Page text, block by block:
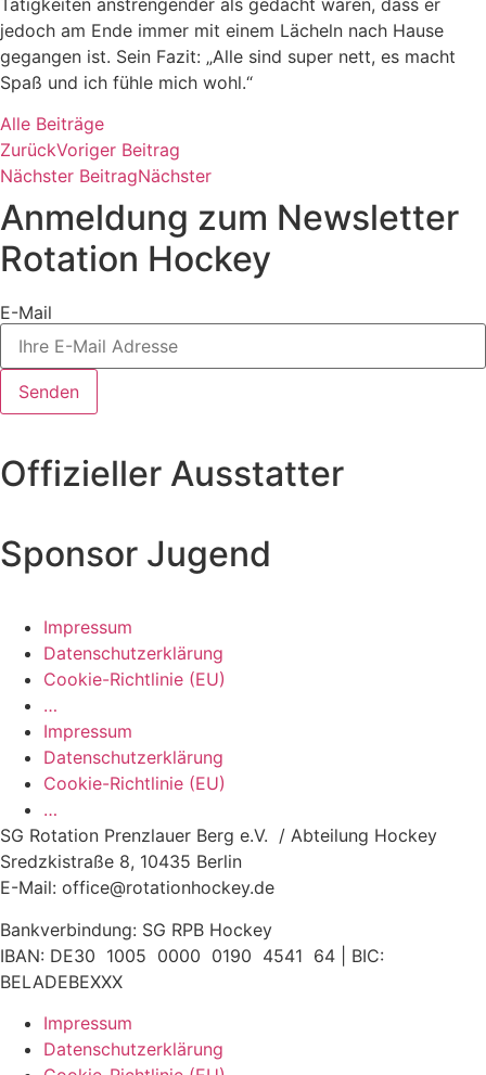
jedoch am Ende immer mit einem Lächeln nach Hause
gegangen ist. Sein Fazit: „Alle sind super nett, es macht
Spaß und ich fühle mich wohl.“
Alle Beiträge
ZurückVoriger Beitrag
Nächster BeitragNächster
Anmeldung zum Newsletter
Rotation Hockey
E-Mail
Senden
Offizieller Ausstatter
Sponsor Jugend
Impressum
Datenschutzerklärung
Cookie-Richtlinie (EU)
…
Impressum
Datenschutzerklärung
Cookie-Richtlinie (EU)
…
SG Rotation Prenzlauer Berg e.V. / Abteilung Hockey
Sredzkistraße 8, 10435 Berlin
E-Mail: office@rotationhockey.de
Bankverbindung: SG RPB Hockey
IBAN: DE30 1005 0000 0190 4541 64 | BIC:
BELADEBEXXX
Impressum
Datenschutzerklärung